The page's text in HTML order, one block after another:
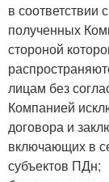
в соответствии
полученных
стороной
лицам без
Компанией
договора и
включающих в
субъектов ПДн;